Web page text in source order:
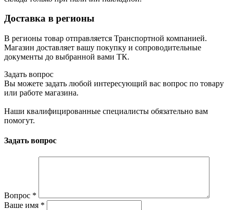
Доставка в регионы
В регионы товар отправляется Транспортной компанией.
Магазин доставляет вашу покупку и сопроводительные
документы до выбранной вами ТК.
Задать вопрос
Вы можете задать любой интересующий вас вопрос по товару
или работе магазина.
Наши квалифицированные специалисты обязательно вам
помогут.
Задать вопрос
Вопрос *
Ваше имя *